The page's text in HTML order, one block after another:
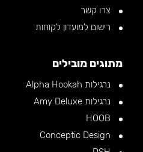
צרו קשר
רישום למועדון לקוחות
מתוגים מובילים
נרגילות Alpha Hookah
נרגילות Amy Deluxe